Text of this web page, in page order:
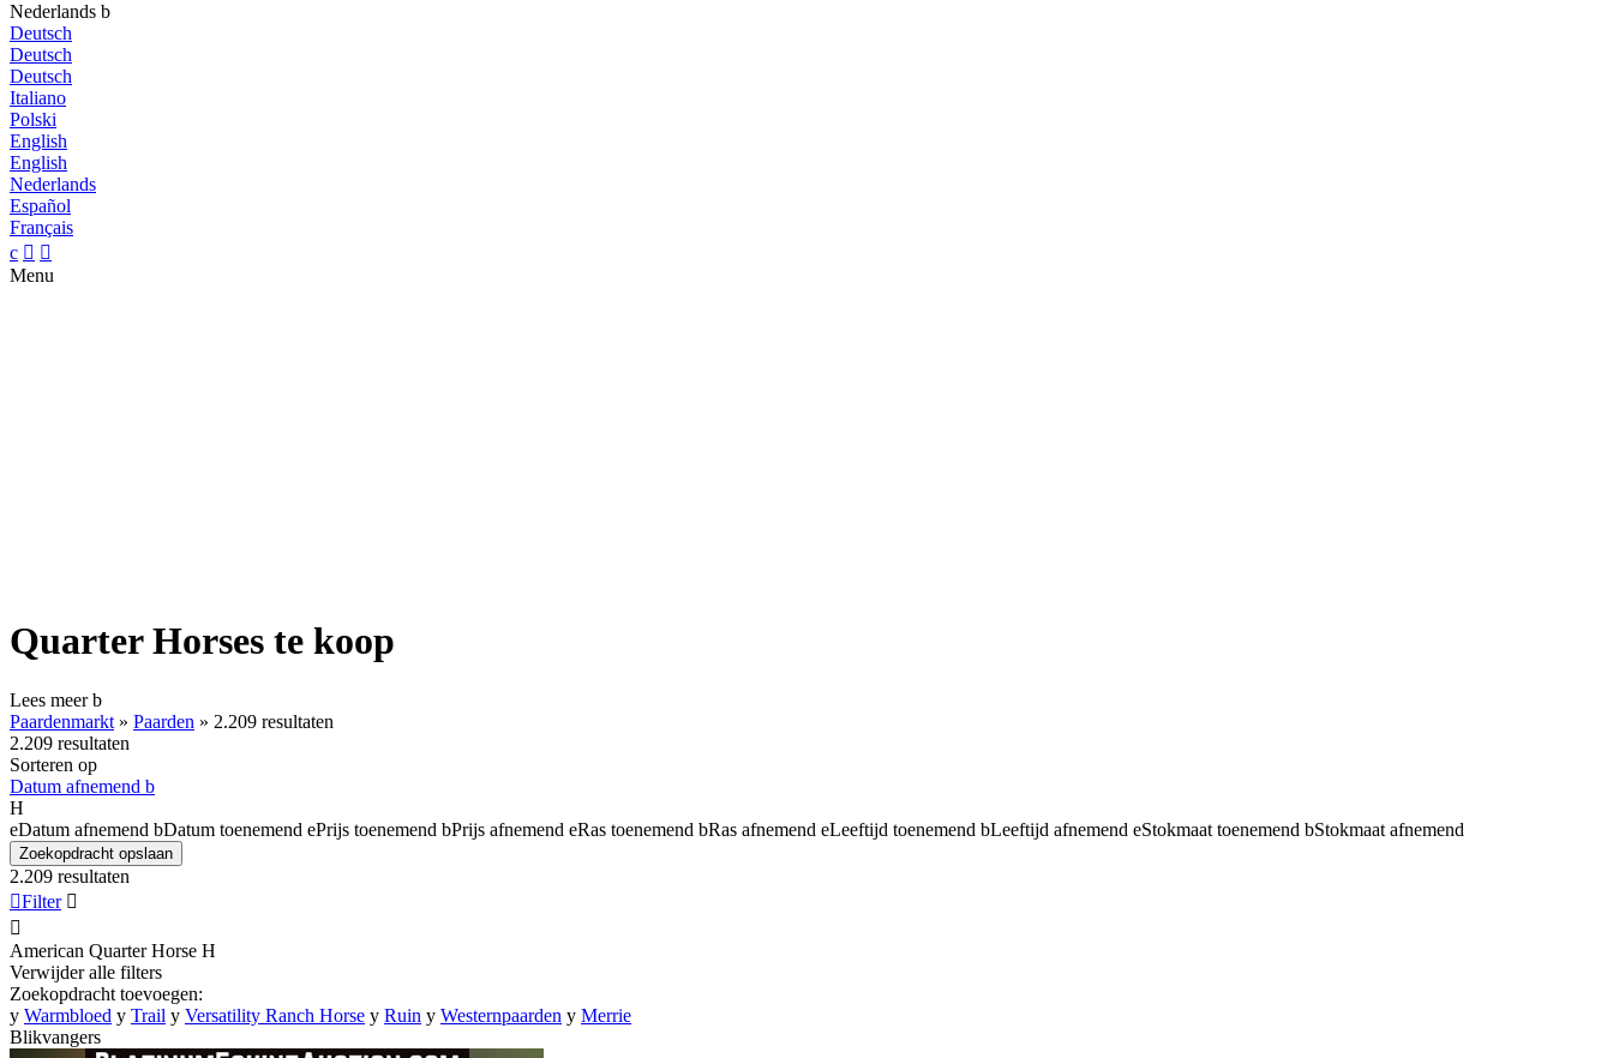
Nederlands b
Deutsch
Deutsch
Deutsch
Italiano
Polski
English
English
Nederlands
Español
Français
c  
Menu
Quarter Horses te koop
Lees meerb
Paardenmarkt » Paarden » 2.209 resultaten
2.209 resultaten
Sorteren op
Datum afnemend b
H
eDatum afnemend bDatum toenemend ePrijs toenemend bPrijs afnemend eRas toenemend bRas afnemend eLeeftijd toenemend bLeeftijd afnemend eStokmaat toenemend bStokmaat afnemend
Zoekopdracht opslaan
2.209 resultaten
Filter 

American Quarter Horse H
Verwijder alle filters
Zoekopdracht toevoegen:
y Warmbloed y Trail y Versatility Ranch Horse y Ruin y Westernpaarden y Merrie
Blikvangers